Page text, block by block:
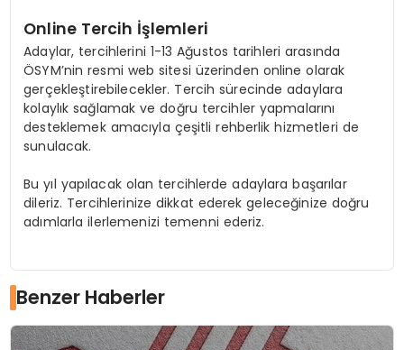
Online Tercih İşlemleri
Adaylar, tercihlerini 1-13 Ağustos tarihleri arasında
ÖSYM’nin resmi web sitesi üzerinden online olarak
gerçekleştirebilecekler. Tercih sürecinde adaylara
kolaylık sağlamak ve doğru tercihler yapmalarını
desteklemek amacıyla çeşitli rehberlik hizmetleri de
sunulacak.
Bu yıl yapılacak olan tercihlerde adaylara başarılar
dileriz. Tercihlerinize dikkat ederek geleceğinize doğru
adımlarla ilerlemenizi temenni ederiz.
Benzer Haberler